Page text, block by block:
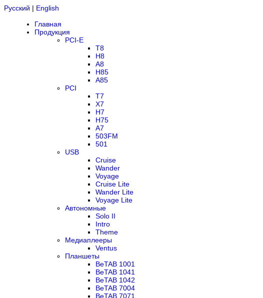
Русский | English
Главная
Продукция
PCI-E
T8
H8
A8
H85
A85
PCI
T7
X7
H7
H75
A7
503FM
501
USB
Cruise
Wander
Voyage
Cruise Lite
Wander Lite
Voyage Lite
Автономные
Solo II
Intro
Theme
Медиаплееры
Ventus
Планшеты
BeTAB 1001
BeTAB 1041
BeTAB 1042
BeTAB 7004
BeTAB 7071